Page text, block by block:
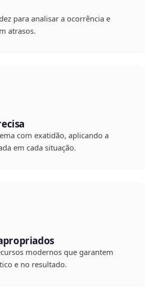
para analisar a ocorrência e
atrasos.
com exatidão, aplicando a
em cada situação.
modernos que garantem
e no resultado.